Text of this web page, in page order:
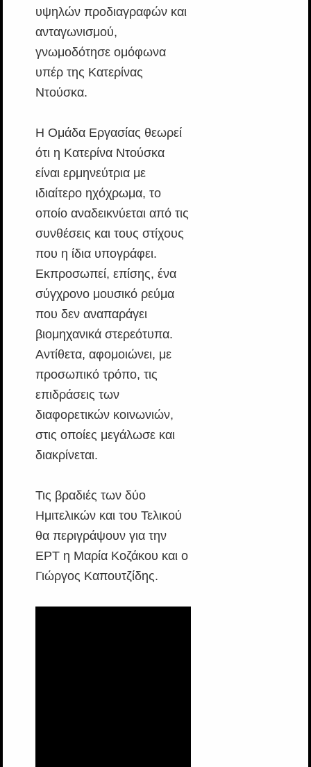
υψηλών προδιαγραφών και
ανταγωνισμού,
γνωμοδότησε ομόφωνα
υπέρ της Κατερίνας
Ντούσκα.
Η Ομάδα Εργασίας θεωρεί
ότι η Κατερίνα Ντούσκα
είναι ερμηνεύτρια με
ιδιαίτερο ηχόχρωμα, το
οποίο αναδεικνύεται από τις
συνθέσεις και τους στίχους
που η ίδια υπογράφει.
Εκπροσωπεί, επίσης, ένα
σύγχρονο μουσικό ρεύμα
που δεν αναπαράγει
βιομηχανικά στερεότυπα.
Αντίθετα, αφομοιώνει, με
προσωπικό τρόπο, τις
επιδράσεις των
διαφορετικών κοινωνιών,
στις οποίες μεγάλωσε και
διακρίνεται.
Τις βραδιές των δύο
Ημιτελικών και του Τελικού
θα περιγράψουν για την
ΕΡΤ η Μαρία Κοζάκου και ο
Γιώργος Καπουτζίδης.